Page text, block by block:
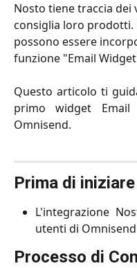
Nosto tiene traccia
consiglia loro prodotti.
possono essere
funzione "Email
Questo articolo ti
primo widget
Omnisend.
Prima di iniziare
L'integrazione
utenti di
Processo di